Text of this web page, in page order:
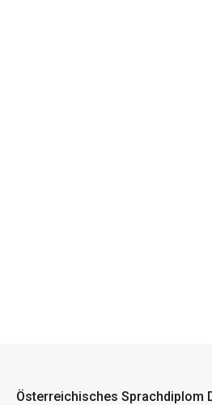
Österreichisches Sprachdiplom